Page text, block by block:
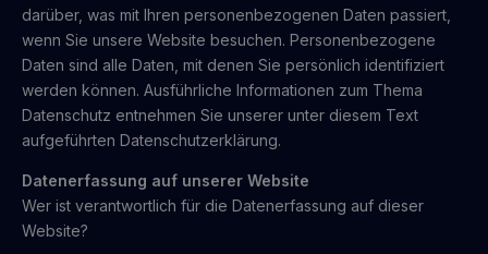
darüber, was mit Ihren personenbezogenen Daten passiert,
wenn Sie unsere Website besuchen. Personenbezogene
Daten sind alle Daten, mit denen Sie persönlich identifiziert
werden können. Ausführliche Informationen zum Thema
Datenschutz entnehmen Sie unserer unter diesem Text
aufgeführten Datenschutzerklärung.
Datenerfassung auf unserer Website
Wer ist verantwortlich für die Datenerfassung auf dieser
Website?